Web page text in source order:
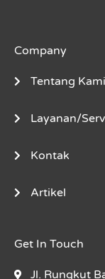
Company
Tentang Kami
Layanan/
Kontak
Artikel
Get In Touch
Jl. Rungkut